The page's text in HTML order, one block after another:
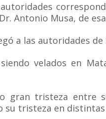
Antonio Musa, de
a las autoridades de
velados en
gran tristeza entre
su tristeza en